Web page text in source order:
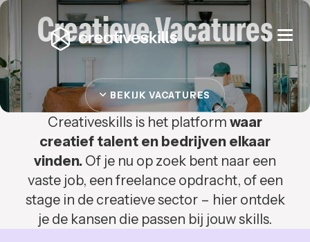
Creatieve Vacatures
BEKIJK VACATURES
Creativeskills is het platform waar
creatief talent en bedrijven elkaar
vinden. Of je nu op zoek bent naar een
vaste job, een freelance opdracht, of een
stage in de creatieve sector – hier ontdek
je de kansen die passen bij jouw skills.